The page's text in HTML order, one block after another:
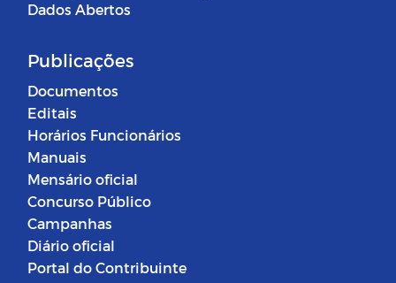
Dados Abertos
Publicações
Documentos
Editais
Horários Funcionários
Manuais
Mensário oficial
Concurso Público
Campanhas
Diário oficial
Portal do Contribuinte